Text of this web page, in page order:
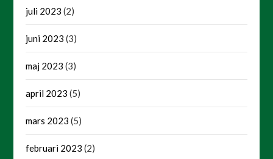
juli 2023 (2)
juni 2023 (3)
maj 2023 (3)
april 2023 (5)
mars 2023 (5)
februari 2023 (2)